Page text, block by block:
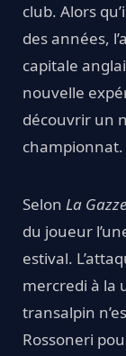
club. Alors
des années,
capitale
nouvelle
découvrir un
championnat.
Selon La
du joueur
estival.
mercredi à la
transalpin
Rossoneri